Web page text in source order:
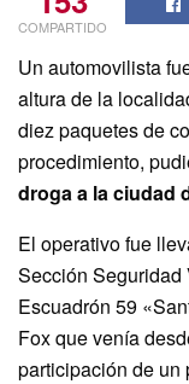
COMPARTIDO
Un automovilista
altura de la
diez paquetes de
procedimiento,
droga a la ciudad
El operativo fue
Sección
Escuadrón 59
Fox que venía
participación de un